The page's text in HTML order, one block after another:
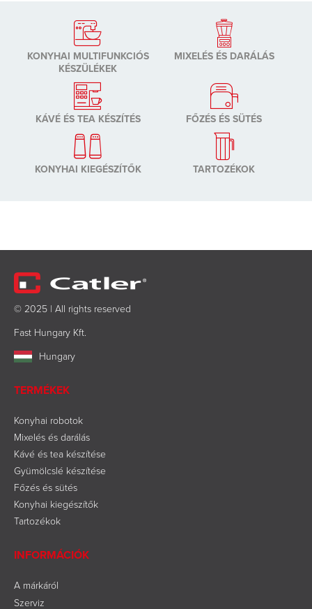
KONYHAI MULTIFUNKCIÓS
KÉSZÜLÉKEK
MIXELÉS ÉS DARÁLÁS
KÁVÉ ÉS TEA KÉSZÍTÉS FŐZÉS ÉS SÜTÉS
KONYHAI KIEGÉSZÍTŐK TARTOZÉKOK
© 2025 | All rights reserved
Fast Hungary Kft.
Hungary
TERMÉKEK
Konyhai robotok
Mixelés és darálás
Kávé és tea készítése
Gyümölcslé készítése
Főzés és sütés
Konyhai kiegészítők
Tartozékok
INFORMÁCIÓK
A márkáról
Szerviz